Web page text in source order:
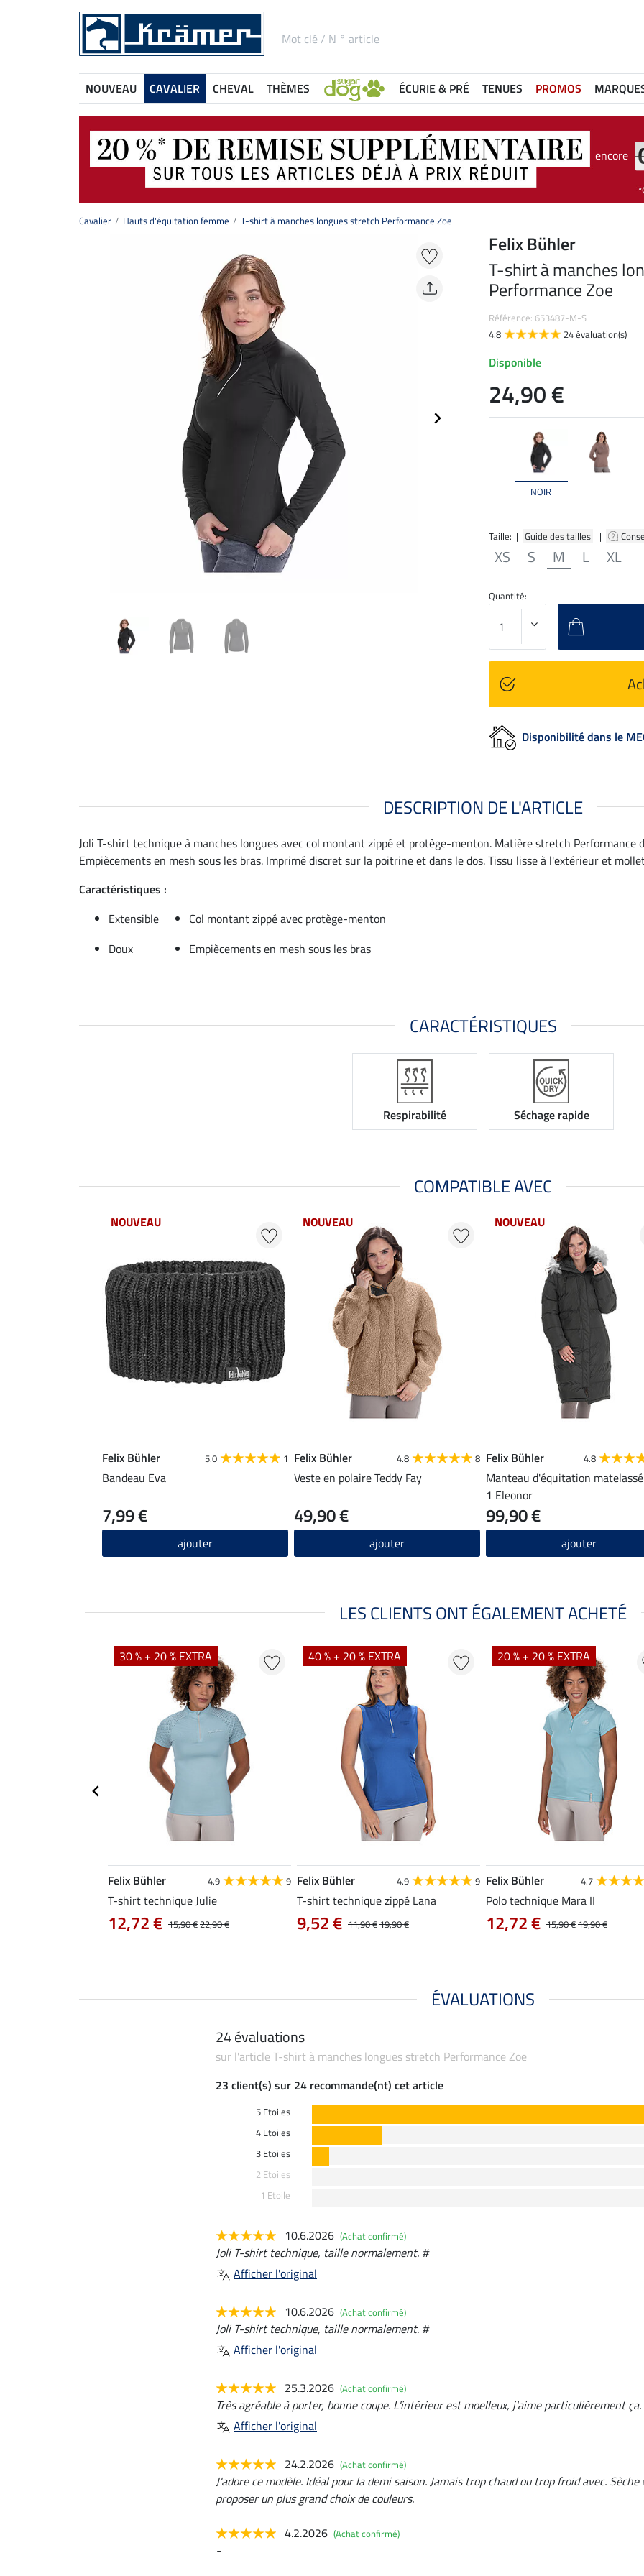
NOUVEAU CAVALIER CHEVAL THÈMES ÉCURIE & PRÉ TENUES PROMOS
encore
Cavalier Hauts d'équitation femme T-shirt à manches longues stretch Performance Zoe
NOIR
Taille: | Guide des tailles |
XS S M L XL
Felix Bühler
T-shirt à manches
Performance Zoe
Référence: 653487-M-S
4.8
24 évaluation(s)
Disponible
24,90 €
Quantité:
Disponibilité dans le
DESCRIPTION DE L'ARTICLE
Joli T-shirt technique à manches longues avec col montant zippé et protège-menton. Matière stretch Performance
Empiècements en mesh sous les bras. Imprimé discret sur la poitrine et dans le dos. Tissu lisse à l'extérieur et
Caractéristiques :
Extensible
Col montant zippé avec protège-menton
Doux
Empiècements en mesh sous les bras
CARACTÉRISTIQUES
Respirabilité Séchage rapide
COMPATIBLE AVEC
NOUVEAU
Felix Bühler 5.0 1
Bandeau Eva
7,99 €
ajouter
NOUVEAU
Felix Bühler 4.8 8
Veste en polaire Teddy Fay
49,90 €
ajouter
NOUVEAU
Felix Bühler 4.8
Manteau d'équitation
1 Eleonor
99,90 €
ajouter
LES CLIENTS ONT ÉGALEMENT ACHETÉ
30 % + 20 % EXTRA
Felix Bühler 4.9 9
T-shirt technique Julie
15,90 €22,90 €
12,72 €
40 % + 20 % EXTRA
Felix Bühler 4.9 9
T-shirt technique zippé Lana
11,90 €19,90 €
9,52 €
20 % + 20 % EXTRA
Felix Bühler 4.7
Polo technique Mara II
15,90 €19,90 €
12,72 €
ÉVALUATIONS
24 évaluations
sur l'article T-shirt à manches longues stretch Performance Zoe
23 client(s) sur 24 recommande(nt) cet article
5 Etoiles
4 Etoiles
3 Etoiles
2 Etoiles
1 Etoile
10.6.2026 (Achat confirmé)
Joli T-shirt technique, taille normalement. #
Afficher l'original
10.6.2026 (Achat confirmé)
Joli T-shirt technique, taille normalement. #
Afficher l'original
25.3.2026 (Achat confirmé)
Très agréable à porter, bonne coupe. L'intérieur est moelleux, j'aime particulièrement
Afficher l'original
24.2.2026 (Achat confirmé)
J'adore ce modèle. Idéal pour la demi saison. Jamais trop chaud ou trop froid avec.
proposer un plus grand choix de couleurs.
4.2.2026 (Achat confirmé)
-